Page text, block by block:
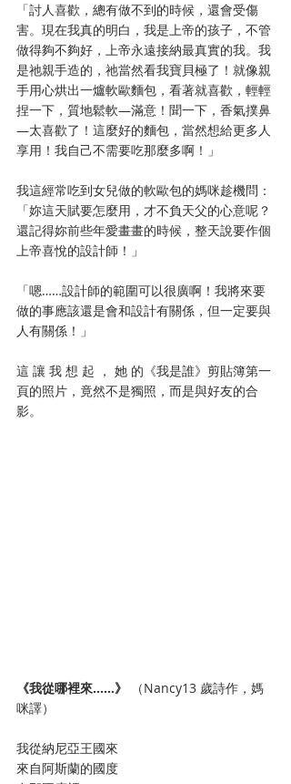
「討人喜歡，總有做不到的時候，還會受傷
害。現在我真的明白，我是上帝的孩子，不管
做得夠不夠好，上帝永遠接納最真實的我。我
是祂親手造的，祂當然看我寶貝極了！就像親
手用心烘出一爐軟歐麵包，看著就喜歡，輕輕
捏一下，質地鬆軟―滿意！聞一下，香氣撲鼻
―太喜歡了！這麼好的麵包，當然想給更多人
享用！我自己不需要吃那麼多啊！」
我這經常吃到女兒做的軟歐包的媽咪趁機問：
「妳這天賦要怎麼用，才不負天父的心意呢？
還記得妳前些年愛畫畫的時候，整天說要作個
上帝喜悅的設計師！」
「嗯……設計師的範圍可以很廣啊！我將來要
做的事應該還是會和設計有關係，但一定要與
人有關係！」
這 讓 我 想 起 ， 她 的《我是誰》剪貼簿第一
頁的照片，竟然不是獨照，而是與好友的合
影。
《我從哪裡來……》
（Nancy13 歲詩作，媽
咪譯）
我從納尼亞王國來
來自阿斯蘭的國度